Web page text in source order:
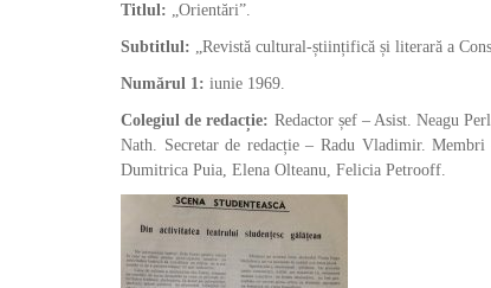
Titlul: „Orientări”.
Subtitlul: „Revistă cultural-științifică și literară a
Numărul 1: iunie 1969.
Colegiul de redacție: Redactor șef – Asist. Neagu
Nath. Secretar de redacție – Radu Vladimir.
Dumitrica Puia, Elena Olteanu, Felicia Petrooff.